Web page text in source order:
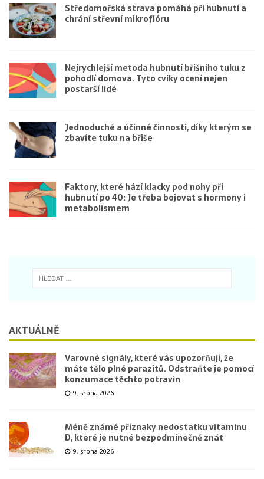
Středomořská strava pomáhá při hubnutí a
chrání střevní mikroflóru
Nejrychlejší metoda hubnutí břišního tuku z
pohodlí domova. Tyto cviky ocení nejen
postarší lidé
Jednoduché a účinné činnosti, díky kterým se
zbavíte tuku na břiše
Faktory, které hází klacky pod nohy při
hubnutí po 40: Je třeba bojovat s hormony i
metabolismem
AKTUÁLNĚ
Varovné signály, které vás upozorňují, že
máte tělo plné parazitů. Odstraňte je pomocí
konzumace těchto potravin
9. srpna 2026
Méně známé příznaky nedostatku vitaminu
D, které je nutné bezpodmínečně znát
9. srpna 2026